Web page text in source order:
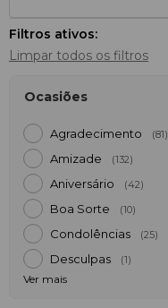
Filtros ativos:
Limpar todos os filtros
Ocasiões
Agradecimento (81)
Amizade (132)
Aniversário (42)
Boa Sorte (10)
Condolências (25)
Desculpas (1)
Ver mais